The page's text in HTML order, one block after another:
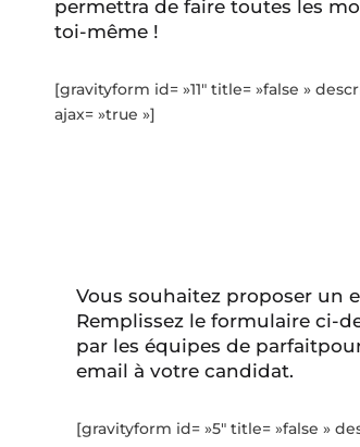
permettra de faire toutes les
toi-même !
[gravityform id= »11″ title= »false »
ajax= »true »]
Vous souhaitez proposer un
Remplissez le formulaire ci-
par les équipes de
email à votre candidat.
[gravityform id= »5″ title= »false »